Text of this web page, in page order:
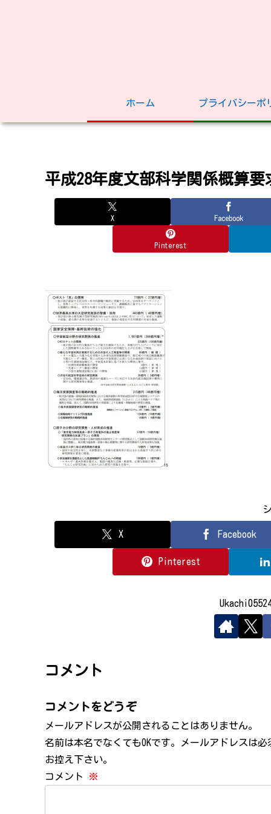
ホーム プライバシーポ
平成28年度文部科学関係概算
X Facebook
Pinterest
X Facebook
Pinterest
コメント
コメントをどうぞ
メールアドレスが公開されることはありません。
名前は本名でなくてもOKです。メールアドレスは
お控え下さい。
コメント
※